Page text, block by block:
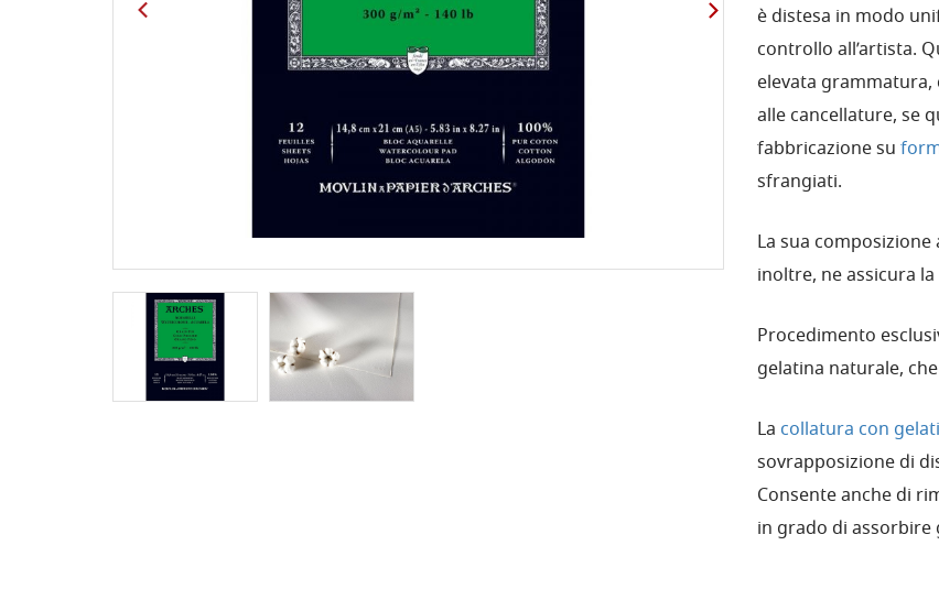
è distesa in modo
controllo all’artista.
elevata
alle cancellature, se
fabbricazione su
sfrangiati.
La sua
inoltre, ne assicura
Procedimento
gelatina naturale,
La collatura con
sovrapposizione di
Consente anche di
in grado di assorbire